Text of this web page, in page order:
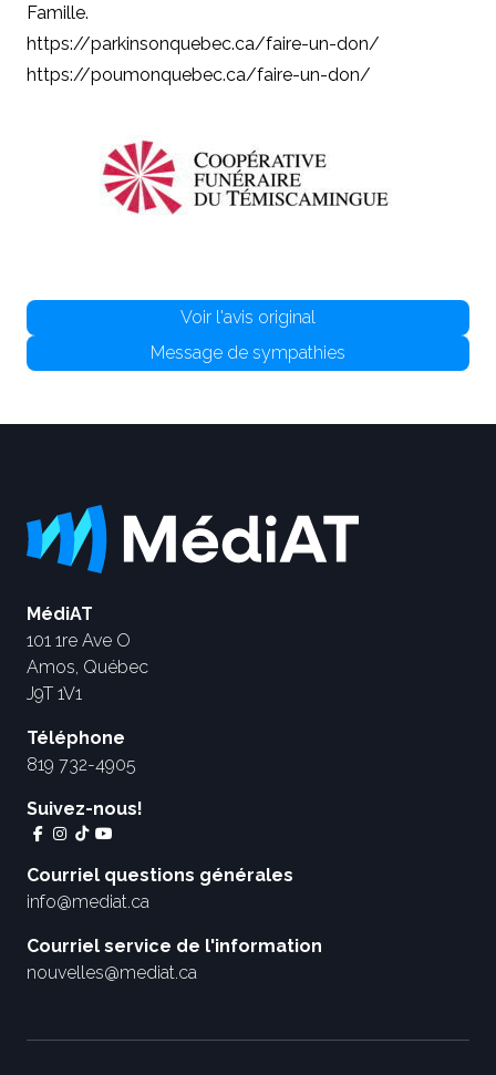
Famille.
https://parkinsonquebec.ca/faire-un-don/
https://poumonquebec.ca/faire-un-don/
Voir l'avis original
Message de sympathies
MédiAT
101 1re Ave O
Amos, Québec
J9T 1V1
Téléphone
819 732-4905
Suivez-nous!
Courriel questions générales
info@mediat.ca
Courriel service de l'information
nouvelles@mediat.ca